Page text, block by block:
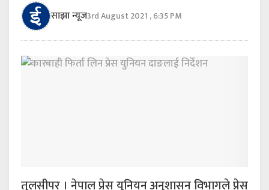
साझा न्यूज3rd August 2021 , 6:35 PM